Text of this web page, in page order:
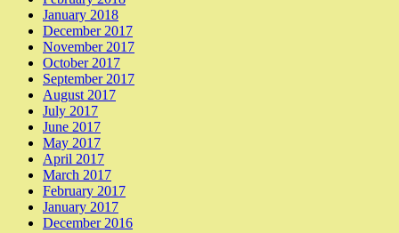
January 2018
December 2017
November 2017
October 2017
September 2017
August 2017
July 2017
June 2017
May 2017
April 2017
March 2017
February 2017
January 2017
December 2016